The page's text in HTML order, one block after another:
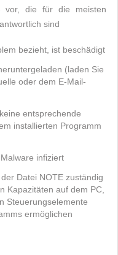
vor, die für die meisten
sind
bezieht, ist beschädigt
(laden Sie
oder dem E-Mail-
entsprechende
installierten Programm
infiziert
Datei NOTE zuständig
Kapazitäten auf dem PC,
Steuerungselemente
ermöglichen